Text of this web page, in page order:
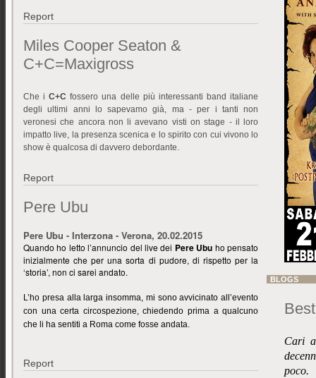
Report
Miles Cooper Seaton &
C+C=Maxigross
Che iC+C fossero una delle più interessanti band italiane
degli ultimi anni lo sapevamo già, ma - per i tanti non
veronesi che ancora non li avevano visti on stage - il loro
impatto live, la presenza scenica e lo spirito con cui vivono lo
show è qualcosa di davvero debordante.
Report
Pere Ubu
Pere Ubu - Interzona - Verona, 20.02.2015
Quando ho letto l’annuncio del live dei Pere Ubu ho pensato
inizialmente che per una sorta di pudore, di rispetto per la
‘storia’, non ci sarei andato.
L’ho presa alla larga insomma, mi sono avvicinato all’evento
con una certa circospezione, chiedendo prima a qualcuno
che li ha sentiti a Roma come fosse andata.
Report
BLOGS
Cari
poco.